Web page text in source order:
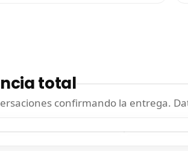
total
confirmando la entrega.